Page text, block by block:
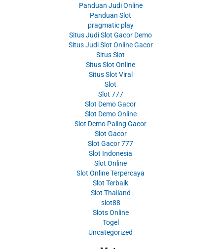
Panduan Judi Online
Panduan Slot
pragmatic play
Situs Judi Slot Gacor Demo
Situs Judi Slot Online Gacor
Situs Slot
Situs Slot Online
Situs Slot Viral
Slot
Slot 777
Slot Demo Gacor
Slot Demo Online
Slot Demo Paling Gacor
Slot Gacor
Slot Gacor 777
Slot Indonesia
Slot Online
Slot Online Terpercaya
Slot Terbaik
Slot Thailand
slot88
Slots Online
Togel
Uncategorized